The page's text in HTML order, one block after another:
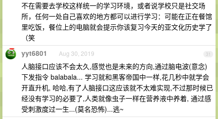
不在需要去学校这样统一的学习环境，或者说学校只是社交场
所，任何一处自己喜欢的地方都可以进行学习：可能在正在餐馆
里吃饭，餐位上的电脑就会提示你该复习今天的亚文化历史学了
（笑
31
yyt6801 Aug 30, 2019
人脑接口应该不会太久,感觉也是未来的方向,通过脑电波(意念)
下发指令 balabala... 学习就和黑客帝国中一样,花几秒中就学会
开直升机, 哈哈,有了人脑接口这应该就不太难实现,不过那时候已
经没有学习的必要了,人类就像虫子一样在营养液中养着, 通过感
受刺激度过一生...(莫名恐怖)...逃~